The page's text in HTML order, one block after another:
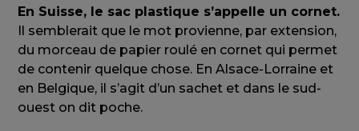
En Suisse, le sac plastique s’appelle un cornet.
Il semblerait que le mot provienne, par extension,
du morceau de papier roulé en cornet qui permet
de contenir quelque chose. En Alsace-Lorraine et
en Belgique, il s’agit d’un sachet et dans le sud-
ouest on dit poche.